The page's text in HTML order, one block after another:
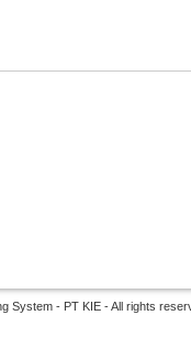
System - PT KIE - All rights